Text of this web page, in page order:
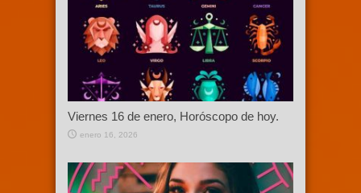
Viernes 16 de enero, Horóscopo de hoy.
enero 16, 2026